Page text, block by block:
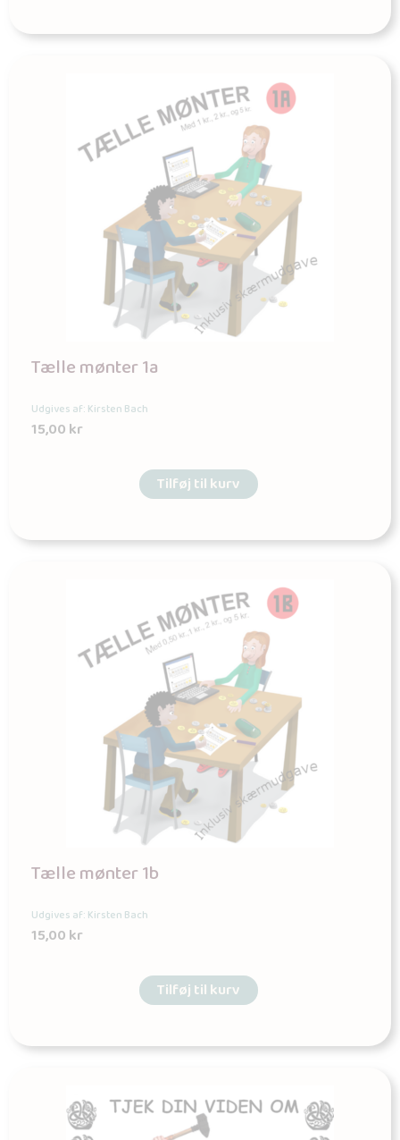
Tælle mønter 1a
Udgives af: Kirsten Bach
15,00kr
Tilføj til kurv
Tælle mønter 1b
Udgives af: Kirsten Bach
15,00kr
Tilføj til kurv